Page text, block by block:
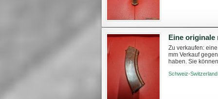
Zu verkaufen:
mm Verkauf
haben. Sie
Schweiz-